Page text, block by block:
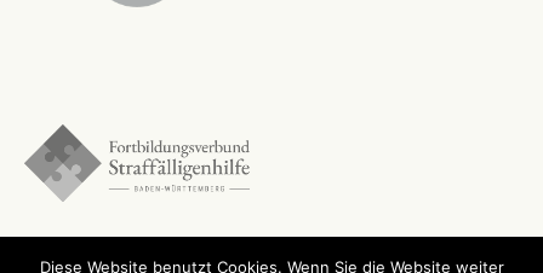
Diese Website benutzt Cookies. Wenn Sie die Website weiter